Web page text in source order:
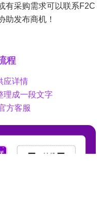
有采购需求可以联系F2C
助发布商机！
程
应详情
理成一段文字
方客服